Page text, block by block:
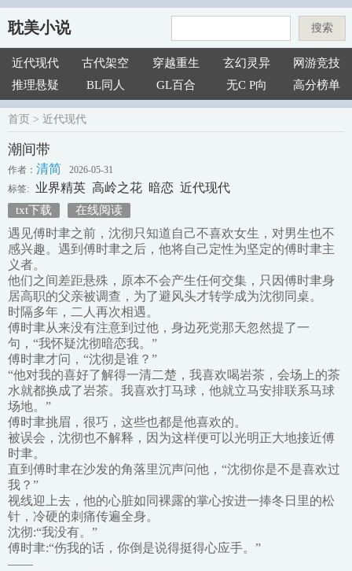
耽美小说 搜索
近代现代 古代架空 穿越重生 玄幻灵异
网游竞技
推理悬疑
BL同人 GL百合 无C P向 高分榜单
首页 > 近代现代
潮间带
作者： 清简
2026-05-31
标签:
业界精英 高岭之花 暗恋 近代现代
txt下载 在线阅读
遇见傅时聿之前，沈彻只知道自己不喜欢女生，对男生也不
感兴趣。遇到傅时聿之后，他将自己定性为坚定的傅时聿主
义者。
他们之间差距悬殊，原本不会产生任何交集，只因傅时聿身
居高职的父亲被调查，为了避风头才转学成为沈彻同桌。
时隔多年，二人再次相遇。
傅时聿从来没有注意到过他，身边死党那天忽然提了一
句，“我怀疑沈彻暗恋我。”
傅时聿才问，“沈彻是谁？”
“他对我的喜好了解得一清二楚，我喜欢喝岩茶，会场上的茶
水就都换成了岩茶。我喜欢打马球，他就立马安排联系马球
场地。”
傅时聿挑眉，很巧，这些也都是他喜欢的。
被误会，沈彻也不解释，因为这样便可以光明正大地接近傅
时聿。
直到傅时聿在沙发的角落里沉声问他，“沈彻你是不是喜欢过
我？”
视线迎上去，他的心脏如同裸露的掌心按进一捧冬日里的松
针，冷硬的刺痛传遍全身。
沈彻:“我没有。”
傅时聿:“伤我的话，你倒是说得挺得心应手。”
——